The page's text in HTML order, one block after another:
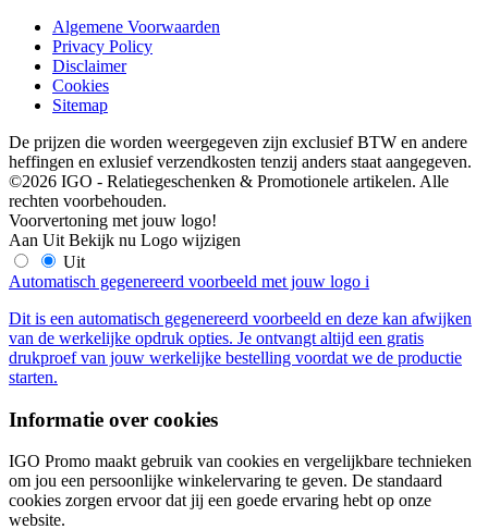
Algemene Voorwaarden
Privacy Policy
Disclaimer
Cookies
Sitemap
De prijzen die worden weergegeven zijn exclusief BTW en andere
heffingen en exlusief verzendkosten tenzij anders staat aangegeven.
©2026 IGO - Relatiegeschenken & Promotionele artikelen. Alle
rechten voorbehouden.
Voorvertoning met jouw logo!
Aan Uit Bekijk nu Logo wijzigen
Uit
Automatisch gegenereerd voorbeeld met jouw logo i
Dit is een automatisch gegenereerd voorbeeld en deze kan afwijken
van de werkelijke opdruk opties. Je ontvangt altijd een gratis
drukproef van jouw werkelijke bestelling voordat we de productie
starten.
Informatie over cookies
IGO Promo maakt gebruik van cookies en vergelijkbare technieken
om jou een persoonlijke winkelervaring te geven. De standaard
cookies zorgen ervoor dat jij een goede ervaring hebt op onze
website.